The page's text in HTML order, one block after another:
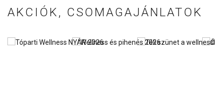
AKCIÓK, CSOMAGAJÁNLATOK